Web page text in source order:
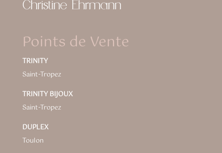
Points de Vente
TRINITY
Saint-Tropez
TRINITY BIJOUX
Saint-Tropez
DUPLEX
Toulon